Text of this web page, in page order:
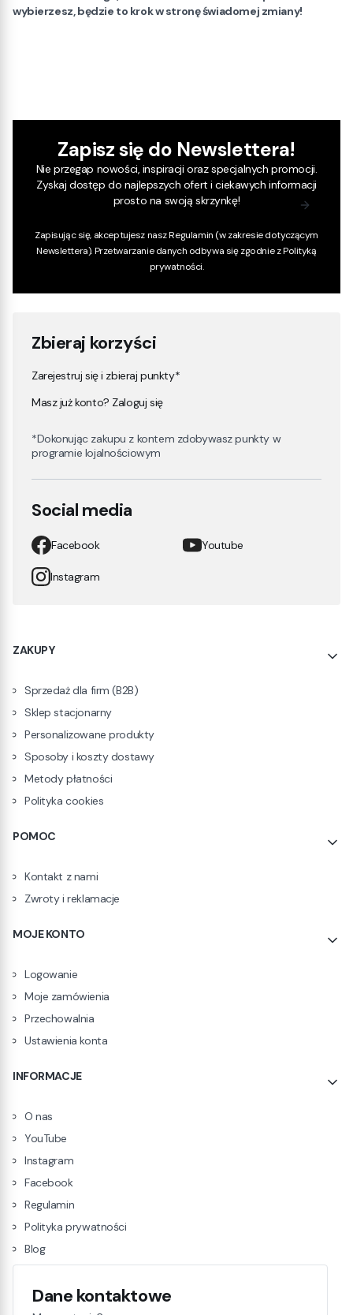
wybierzesz, będzie to krok w stronę świadomej zmiany!
Zbieraj korzyści
Zarejestruj się i zbieraj punkty*
Masz już konto? Zaloguj się
*Dokonując zakupu z kontem zdobywasz punkty w
programie lojalnościowym
Social media
Facebook Youtube
Instagram
Zapisz się do Newslettera!
Nie przegap nowości, inspiracji oraz specjalnych promocji.
Zyskaj dostęp do najlepszych ofert i ciekawych informacji
prosto na swoją skrzynkę!
Zapisując się, akceptujesz naszRegulamin (w zakresie dotyczącym
Newslettera). Przetwarzanie danych odbywa się zgodnie zPolityką
prywatności.
Dane kontaktowe
Linki w stopce
ZAKUPY
Sprzedaż dla firm (B2B)
Sklep stacjonarny
Personalizowane produkty
Sposoby i koszty dostawy
Metody płatności
Polityka cookies
POMOC
Kontakt z nami
Zwroty i reklamacje
MOJE KONTO
Logowanie
Moje zamówienia
Przechowalnia
Ustawienia konta
INFORMACJE
O nas
YouTube
Instagram
Facebook
Regulamin
Polityka prywatności
Blog